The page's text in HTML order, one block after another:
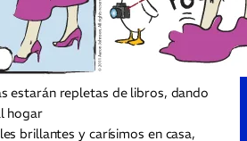
estarán repletas de libros, dando
hogar
brillantes y carísimos en casa,